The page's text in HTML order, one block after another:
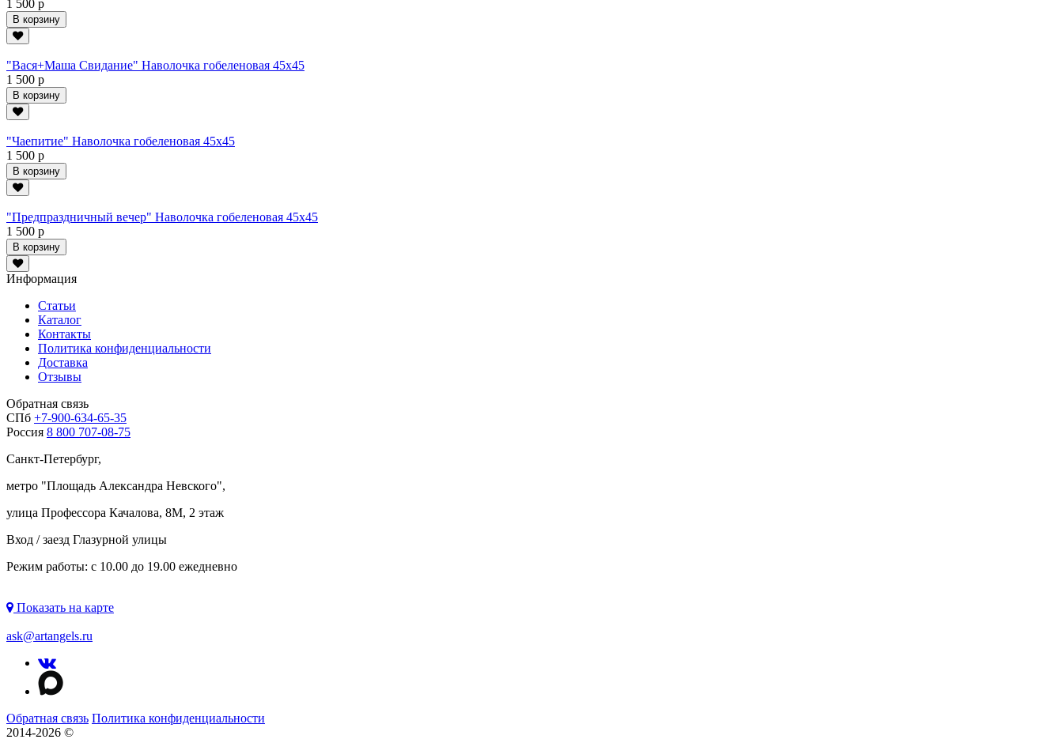
1 500 р
В корзину
"Вася+Маша Свидание" Наволочка гобеленовая 45х45
1 500 р
В корзину
"Чаепитие" Наволочка гобеленовая 45х45
1 500 р
В корзину
"Предпраздничный вечер" Наволочка гобеленовая 45х45
1 500 р
В корзину
Информация
Статьи
Каталог
Контакты
Политика конфиденциальности
Доставка
Отзывы
Обратная связь
СПб +7-900-634-65-35
Россия 8 800 707-08-75
Санкт-Петербург,
метро "Площадь Александра Невского",
улица Профессора Качалова, 8М, 2 этаж
Вход / заезд Глазурной улицы
Режим работы: с 10.00 до 19.00 ежедневно
Показать на карте
ask@artangels.ru
Обратная связь Политика конфиденциальности
2014-2026 ©